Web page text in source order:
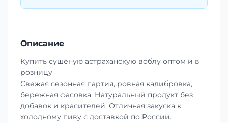
Описание
Купить сушёную астраханскую воблу оптом и в
розницу
Свежая сезонная партия, ровная калибровка,
бережная фасовка. Натуральный продукт без
добавок и красителей. Отличная закуска к
холодному пиву с доставкой по России.